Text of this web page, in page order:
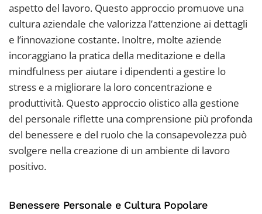
aspetto del lavoro. Questo approccio promuove una
cultura aziendale che valorizza l’attenzione ai dettagli
e l’innovazione costante. Inoltre, molte aziende
incoraggiano la pratica della meditazione e della
mindfulness per aiutare i dipendenti a gestire lo
stress e a migliorare la loro concentrazione e
produttività. Questo approccio olistico alla gestione
del personale riflette una comprensione più profonda
del benessere e del ruolo che la consapevolezza può
svolgere nella creazione di un ambiente di lavoro
positivo.
Benessere Personale e Cultura Popolare